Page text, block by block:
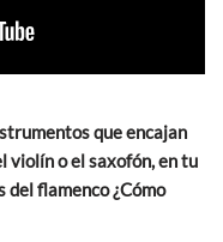
que encajan
violín o el saxofón, en tu
del flamenco ¿Cómo